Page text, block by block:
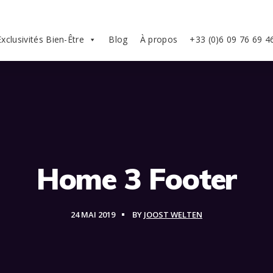
Bien-Être Blog À propos +33 (0)6 09 76 69
Home 3 Footer
24 MAI 2019 BY JOOST WELTEN